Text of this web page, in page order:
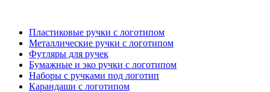
Пластиковые ручки с логотипом
Металлические ручки с логотипом
Футляры для ручек
Бумажные и эко ручки с логотипом
Наборы с ручками под логотип
Карандаши с логотипом